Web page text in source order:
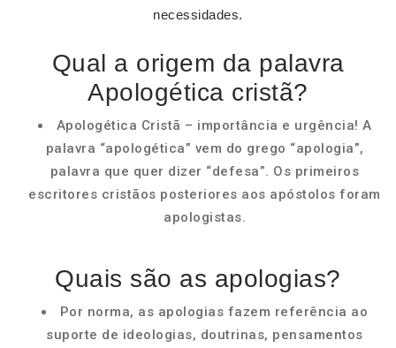
necessidades.
Qual a origem da palavra
Apologética cristã?
Apologética Cristã – importância e urgência! A
palavra “apologética” vem do grego “apologia”,
palavra que quer dizer “defesa”. Os primeiros
escritores cristãos posteriores aos apóstolos foram
apologistas.
Quais são as apologias?
Por norma, as apologias fazem referência ao
suporte de ideologias, doutrinas, pensamentos